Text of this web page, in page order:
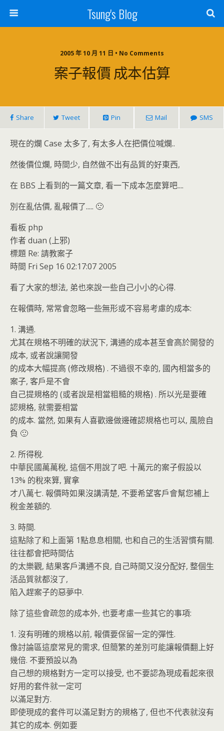
Tsung's Blog
2005 年 10 月 11 日 • No Comments
案子報價 成本估算
Share Tweet Pin Mail SMS
現在的爛 Case 太多了, 有太多人在把價位喊爛..
然後價位爛, 時間少, 自然做不出有品質的好東西,
在 BBS 上看到的一篇文章, 看一下成本怎麼算吧....
別在亂估價, 亂報價了..... 🙁
看板 php
作者 duan (上邪)
標題 Re: 請教案子
時間 Fri Sep 16 02:17:07 2005
看了大家的想法, 弟也來說一些自己小小的心得.
在報價時, 常常會忽略一些無形或不容易考慮的成本:
1. 溝通.
尤其在規格不明確的狀況下, 溝通的成本甚至會高於開發的
成本, 或者說讓開發
的成本大幅提高 (修改規格) . 不過很不幸的, 國內相當多的
案子, 客戶是不會
自己提規格的 (或者說是相當粗糙的規格) . 所以光是要確
認規格, 就需要相當
的成本. 當然, 如果有人喜歡邊做邊確認規格也可以, 風險自
負 🙂
2. 所得稅.
中華民國萬萬稅, 這個不用說了吧. 十萬元的案子假設以
13% 的稅來算, 實拿
才八萬七. 報價時如果沒講清楚, 不要希望客戶會幫您補上
稅金差額的.
3. 時間.
這點除了和上面第 1點息息相關, 也和自己的生活習慣有關.
往往都會把時間估
的太樂觀, 結果客戶溝通不良, 自己時間又沒分配好, 整個生
活品質就都沒了,
陷入趕案子的惡夢中.
除了這些會疏忽的成本外, 也要考慮一些其它的事項:
1. 沒有明確的規格以前, 報價要保留一定的彈性.
像討論區這麼常見的需求, 但簡繁的差別可能讓報價翻上好
幾倍. 不要預設以為
自己想的規格對方一定可以接受, 也不要認為現成看起來很
好用的套件就一定可
以滿足對方.
即使現成的套件可以滿足對方的規格了, 但也不代表就沒有
其它的成本. 例如要